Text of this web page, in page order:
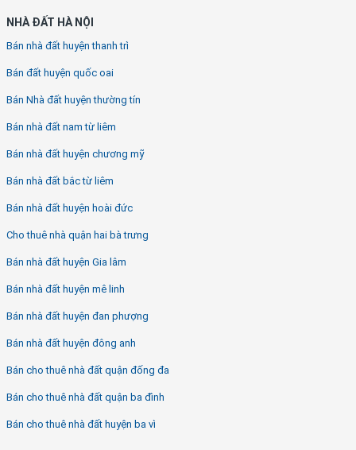
NHÀ ĐẤT HÀ NỘI
Bán nhà đất huyện thanh trì
Bán đất huyện quốc oai
Bán Nhà đất huyện thường tín
Bán nhà đất nam từ liêm
Bán nhà đất huyện chương mỹ
Bán nhà đất bắc từ liêm
Bán nhà đất huyện hoài đức
Cho thuê nhà quận hai bà trưng
Bán nhà đất huyện Gia lâm
Bán nhà đất huyện mê linh
Bán nhà đất huyện đan phượng
Bán nhà đất huyện đông anh
Bán cho thuê nhà đất quận đống đa
Bán cho thuê nhà đất quận ba đình
Bán cho thuê nhà đất huyện ba vì